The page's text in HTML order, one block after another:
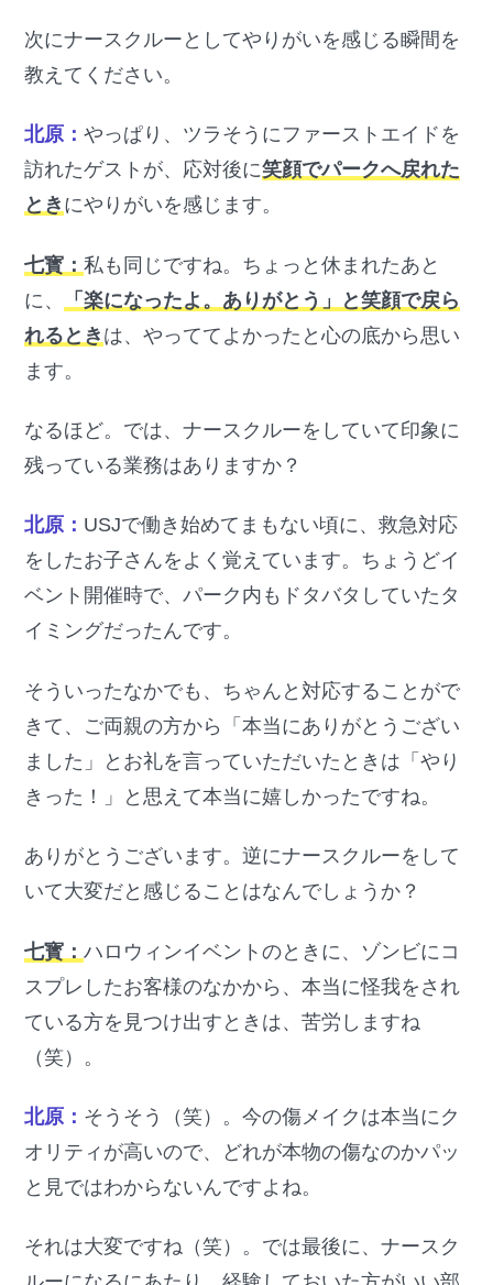
次にナースクルーとしてやりがいを感じる瞬間を
教えてください。
北原：やっぱり、ツラそうにファーストエイドを
訪れたゲストが、応対後に笑顔でパークへ戻れた
とき にやりがいを感じます。
七寳：私も同じですね。ちょっと休まれたあと
に、
「楽になったよ。ありがとう」と笑顔で戻ら
れるとき は、やっててよかったと心の底から思い
ます。
なるほど。では、ナースクルーをしていて印象に
残っている業務はありますか？
北原： USJで働き始めてまもない頃に、救急対応
をしたお子さんをよく覚えています。ちょうどイ
ベント開催時で、パーク内もドタバタしていたタ
イミングだったんです。
そういったなかでも、ちゃんと対応することがで
きて、ご両親の方から「本当にありがとうござい
ました」とお礼を言っていただいたときは「やり
きった！」と思えて本当に嬉しかったですね。
ありがとうございます。逆にナースクルーをして
いて大変だと感じることはなんでしょうか？
七寳：ハロウィンイベントのときに、ゾンビにコ
スプレしたお客様のなかから、本当に怪我をされ
ている方を見つけ出すときは、苦労しますね
（笑）。
北原： そうそう（笑）。今の傷メイクは本当にク
オリティが高いので、どれが本物の傷なのかパッ
と見ではわからないんですよね。
それは大変ですね（笑）。では最後に、ナースク